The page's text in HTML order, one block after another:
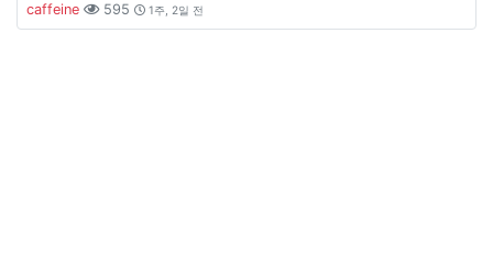
caffeine
595 1주, 2일 전